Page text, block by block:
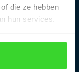
die ze hebben
hun services.